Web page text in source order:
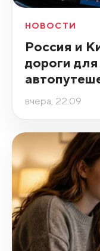
НОВОСТИ
Россия и
дороги для
вчера, 22:09